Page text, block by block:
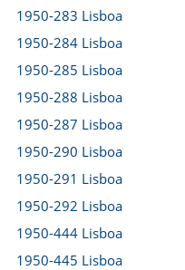
1950-283 Lisboa
1950-284 Lisboa
1950-285 Lisboa
1950-288 Lisboa
1950-287 Lisboa
1950-290 Lisboa
1950-291 Lisboa
1950-292 Lisboa
1950-444 Lisboa
1950-445 Lisboa